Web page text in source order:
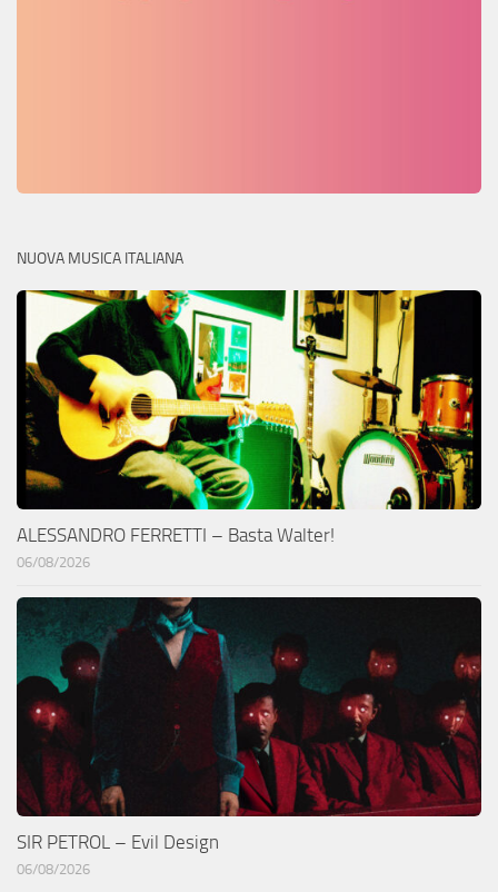
NUOVA MUSICA ITALIANA
ALESSANDRO FERRETTI – Basta Walter!
06/08/2026
SIR PETROL – Evil Design
06/08/2026